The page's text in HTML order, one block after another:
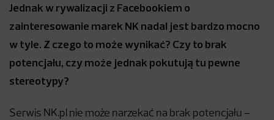
Jednak w rywalizacji z Facebookiem o
zainteresowanie marek NK nadal jest bardzo mocno
w tyle. Z czego to może wynikać? Czy to brak
potencjału, czy może jednak pokutują tu pewne
stereotypy?
Serwis NK.pl nie może narzekać na brak potencjału –